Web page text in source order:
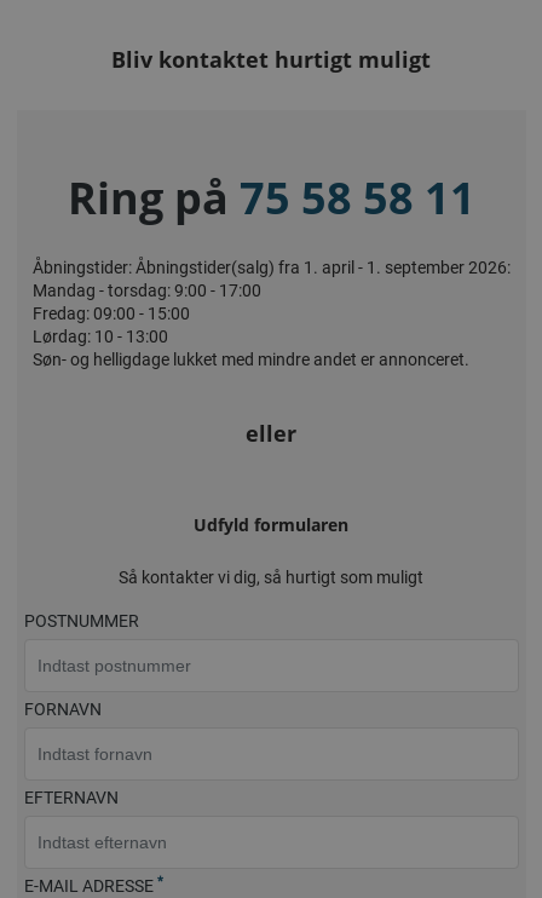
Bliv kontaktet hurtigt muligt
Ring på 75 58 58 11
Åbningstider: Åbningstider(salg) fra 1. april - 1. september 2026:
Mandag - torsdag: 9:00 - 17:00
Fredag: 09:00 - 15:00
Lørdag: 10 - 13:00
Søn- og helligdage lukket med mindre andet er annonceret.
eller
Udfyld formularen
Så kontakter vi dig, så hurtigt som muligt
POSTNUMMER
FORNAVN
EFTERNAVN
E-MAIL ADRESSE *